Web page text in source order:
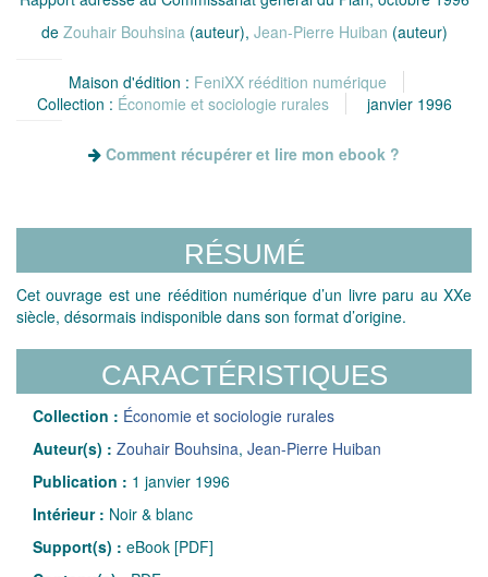
de Zouhair Bouhsina(auteur), Jean-Pierre Huiban (auteur)
Maison d'édition : FeniXX réédition numérique
Collection : Économie et sociologie rurales janvier 1996
Comment récupérer et lire mon ebook ?
RÉSUMÉ
Cet ouvrage est une réédition numérique d’un livre paru au XXe
siècle, désormais indisponible dans son format d’origine.
CARACTÉRISTIQUES
Collection : Économie et sociologie rurales
Auteur(s) : Zouhair Bouhsina, Jean-Pierre Huiban
Publication : 1 janvier 1996
Intérieur : Noir & blanc
Support(s) : eBook [PDF]